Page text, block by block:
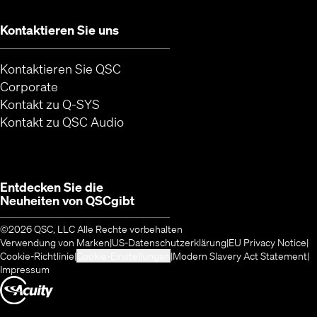
Kontaktieren Sie uns
Kontaktieren Sie QSC
Corporate
Kontakt zu Q-SYS
Kontakt zu QSC Audio(Öffnet ein neues Fenster)
Entdecken Sie die
Neuheiten vonQSCgibt
©2026 QSC, LLC Alle Rechte vorbehalten
Verwendung von Marken US-Datenschutzerklärung EU Privacy Notice
Cookie-Richtlinie
Modern Slavery Act Statement
Impressum